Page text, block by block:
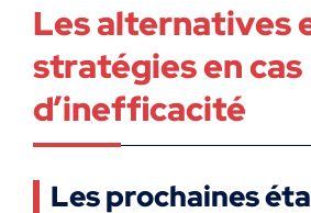
Les alternatives
stratégies en cas
d’inefficacité
Les prochaines